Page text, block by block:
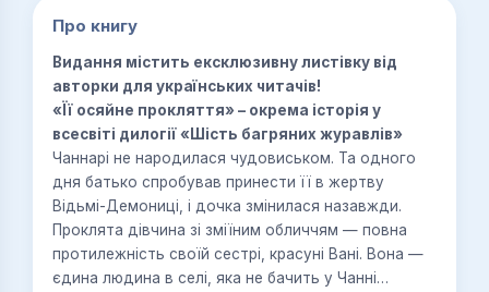
Про книгу
Видання містить ексклюзивну листівку від
авторки для українських читачів!
«Її осяйне прокляття» – окрема історія у
всесвіті дилогії «Шість багряних журавлів»
Чаннарі не народилася чудовиськом. Та одного
дня батько спробував принести її в жертву
Відьмі-Демониці, і дочка змінилася назавжди.
Проклята дівчина зі зміїним обличчям — повна
протилежність своїй сестрі, красуні Вані. Вона —
єдина людина в селі, яка не бачить у Чанні